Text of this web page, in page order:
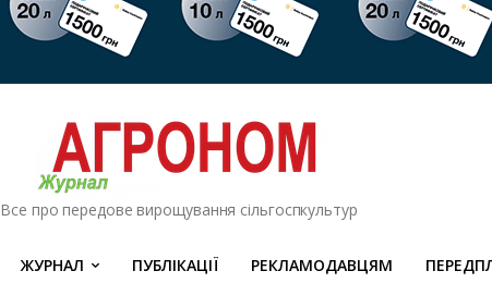
Все про передове вирощування сільгоспкультур
ЖУРНАЛ ПУБЛІКАЦІЇ РЕКЛАМОДАВЦЯМ